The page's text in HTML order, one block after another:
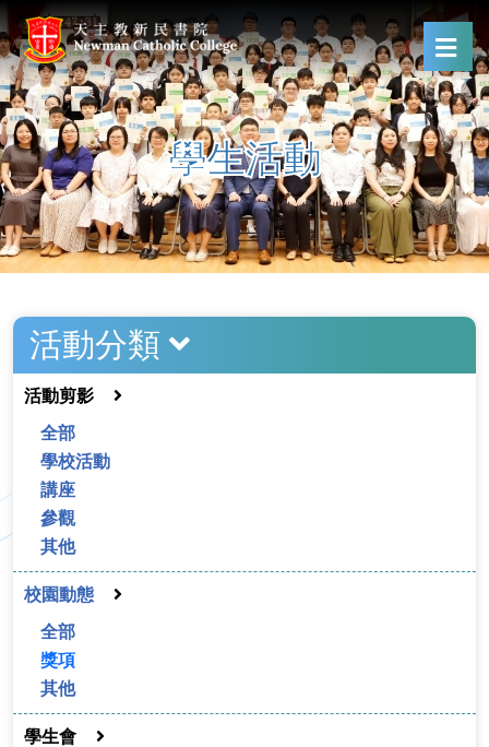
學生活動
活動分類
活動剪影
全部
學校活動
講座
參觀
其他
校園動態
全部
獎項
其他
學生會